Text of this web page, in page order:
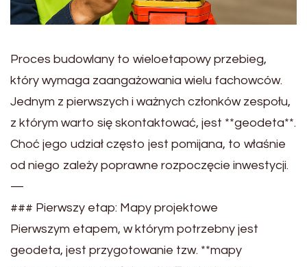
Proces budowlany to wieloetapowy przebieg,
który wymaga zaangażowania wielu fachowców.
Jednym z pierwszych i ważnych członków zespołu,
z którym warto się skontaktować, jest **geodeta**.
Choć jego udział często jest pomijana, to właśnie
od niego zależy poprawne rozpoczęcie inwestycji.
—
### Pierwszy etap: Mapy projektowe
Pierwszym etapem, w którym potrzebny jest
geodeta, jest przygotowanie tzw. **mapy